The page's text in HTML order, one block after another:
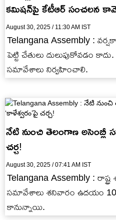
కమిషన్‌పై కేటీఆర్ సంచలన
August 30, 2025 / 11:30 AM IST
Telangana Assembly :
పెట్టి చేతులు దులుపుకోవడం
సమావేశాలు నిర్వహించాలి.
నేటి నుంచి తెలంగాణ అసెంబ్లీ
చర్చ!
August 30, 2025 / 07:41 AM IST
Telangana Assembly :
సమావేశాలు శనివారం ఉదయం
కానున్నాయి.